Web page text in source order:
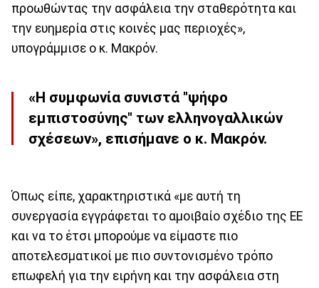
προωθώντας την ασφάλεια την σταθερότητα και
την ευημερία στις κοινές μας περιοχές»,
υπογράμμισε ο κ. Μακρόν.
«Η συμφωνία συνιστά "ψήφο
εμπιστοσύνης" των ελληνογαλλικών
σχέσεων», επισήμανε ο κ. Μακρόν.
Όπως είπε, χαρακτηριστικά «με αυτή τη
συνεργασία εγγράφεται το αμοιβαίο σχέδιο της ΕΕ
και να το έτσι μπορούμε να είμαστε πιο
αποτελεσματικοί με πιο συντονισμένο τρόπο
επωφελή για την ειρήνη και την ασφάλεια στη